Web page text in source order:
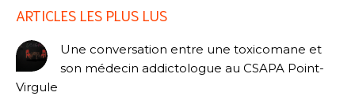
ARTICLES LES PLUS LUS
Une conversation entre une toxicomane et
son médecin addictologue au CSAPA Point-
Virgule